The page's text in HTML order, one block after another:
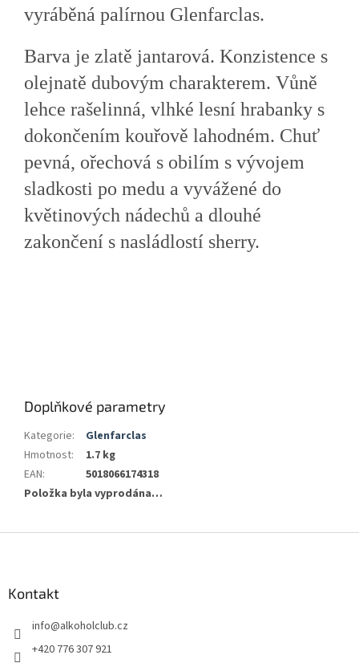
vyráběná palírnou Glenfarclas.
Barva je zlatě jantarová. Konzistence s
olejnatě dubovým charakterem. Vůně
lehce rašelinná, vlhké lesní hrabanky s
dokončením kouřově lahodném. Chuť
pevná, ořechová s obilím s vývojem
sladkosti po medu a vyvážené do
květinových nádechů a dlouhé
zakončení s nasládlostí sherry.
Doplňkové parametry
Kategorie:
Glenfarclas
Hmotnost:
1.7 kg
EAN:
5018066174318
Položka byla vyprodána…
Kontakt
info@alkoholclub.cz
+420 776 307 921